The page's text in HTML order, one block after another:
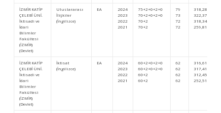
İZMİR KATİP
ÇELEBİ ÜNİ.
İktisadi ve
İdari
Bilimler
Fakültesi
(İZMİR)
(Devlet)
Uluslararası
İlişkiler
(İngilizce)
EA
2024
2023
2022
2021
75+2+0+2+0
70+2+0+2+0
70+2
70+2
79
73
72
72
318,28377
322,37495
318,34106
259,81879
İZMİR KATİP
ÇELEBİ ÜNİ.
İktisadi ve
İdari
Bilimler
Fakültesi
(İZMİR)
(Devlet)
İktisat
(İngilizce)
EA
2024
2023
2022
2021
60+2+0+2+0
60+2+0+2+0
60+2
60+2
62
62
62
62
316,61275
317,41998
312,45321
252,51957